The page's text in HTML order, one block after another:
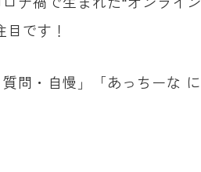
ナ禍で生まれた“オンライ
目です！
問・自慢」「あっちーな